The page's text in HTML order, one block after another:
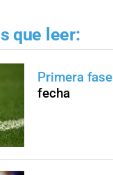
que leer:
Primera fase
fecha